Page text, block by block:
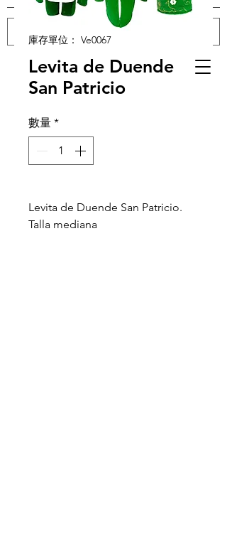
登入
庫存單位： Ve0067
Levita de Duende
San Patricio
數量 *
Levita de Duende San Patricio.
Talla mediana